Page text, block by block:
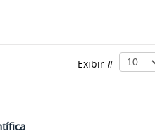
Exibir #